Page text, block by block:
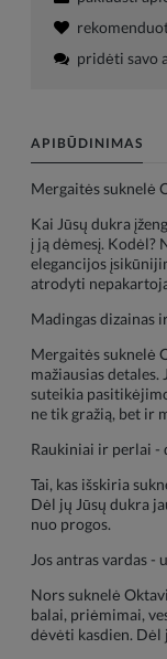
pridėti savo
APIBŪDINIMAS
Mergaitės suknelė
Kai Jūsų dukra
į ją dėmesį. Kodėl?
elegancijos
atrodyti
Madingas dizainas
Mergaitės suknelė
mažiausias
suteikia
ne tik gražią, bet ir
Raukiniai ir perlai -
Tai, kas išskiria
Dėl jų Jūsų dukra
nuo progos.
Jos antras vardas -
Nors suknelė
balai, priėmimai,
dėvėti kasdien. Dėl